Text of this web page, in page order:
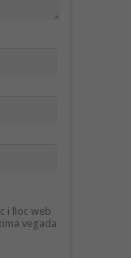
i lloc web
vegada